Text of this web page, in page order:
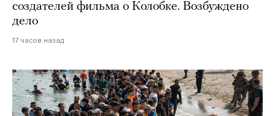
создателей фильма о Колобке. Возбуждено
дело
17 часов назад